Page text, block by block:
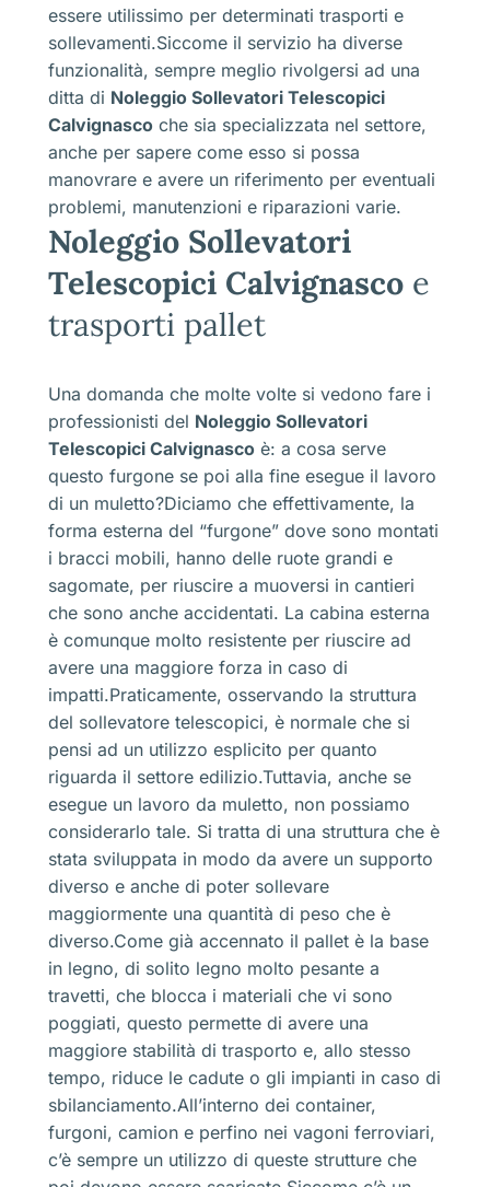
essere utilissimo per determinati trasporti e
sollevamenti.Siccome il servizio ha diverse
funzionalità, sempre meglio rivolgersi ad una
ditta di Noleggio Sollevatori Telescopici
Calvignasco che sia specializzata nel settore,
anche per sapere come esso si possa
manovrare e avere un riferimento per eventuali
problemi, manutenzioni e riparazioni varie.
Noleggio Sollevatori
Telescopici Calvignasco e
trasporti pallet
Una domanda che molte volte si vedono fare i
professionisti del Noleggio Sollevatori
Telescopici Calvignasco è: a cosa serve
questo furgone se poi alla fine esegue il lavoro
di un muletto?Diciamo che effettivamente, la
forma esterna del “furgone” dove sono montati
i bracci mobili, hanno delle ruote grandi e
sagomate, per riuscire a muoversi in cantieri
che sono anche accidentati. La cabina esterna
è comunque molto resistente per riuscire ad
avere una maggiore forza in caso di
impatti.Praticamente, osservando la struttura
del sollevatore telescopici, è normale che si
pensi ad un utilizzo esplicito per quanto
riguarda il settore edilizio.Tuttavia, anche se
esegue un lavoro da muletto, non possiamo
considerarlo tale. Si tratta di una struttura che è
stata sviluppata in modo da avere un supporto
diverso e anche di poter sollevare
maggiormente una quantità di peso che è
diverso.Come già accennato il pallet è la base
in legno, di solito legno molto pesante a
travetti, che blocca i materiali che vi sono
poggiati, questo permette di avere una
maggiore stabilità di trasporto e, allo stesso
tempo, riduce le cadute o gli impianti in caso di
sbilanciamento.All’interno dei container,
furgoni, camion e perfino nei vagoni ferroviari,
c’è sempre un utilizzo di queste strutture che